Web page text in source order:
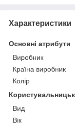
Характеристики
Основні атрибути
Виробник
Країна виробник
Колір
Вид
Вік